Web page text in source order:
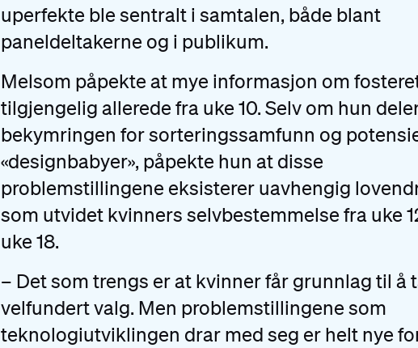
uperfekte ble sentralt i samtalen, både blant
paneldeltakerne og i publikum.
Melsom påpekte at mye informasjon om
tilgjengelig allerede fra uke 10. Selv om hun
bekymringen for sorteringssamfunn og
«designbabyer», påpekte hun at disse
problemstillingene eksisterer uavhengig
som utvidet kvinners selvbestemmelse fra uke
uke 18.
– Det som trengs er at kvinner får grunnlag til å
velfundert valg. Men problemstillingene som
teknologiutviklingen drar med seg er helt nye